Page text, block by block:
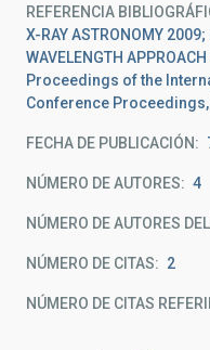
REFERENCIA
X-RAY ASTRONOMY 2009;
WAVELENGTH
Proceedings of the
Conference
FECHA DE PUBLICACIÓN:
NÚMERO DE AUTORES 4
NÚMERO DE AUTORES
NÚMERO DE CITAS 2
NÚMERO DE CITAS